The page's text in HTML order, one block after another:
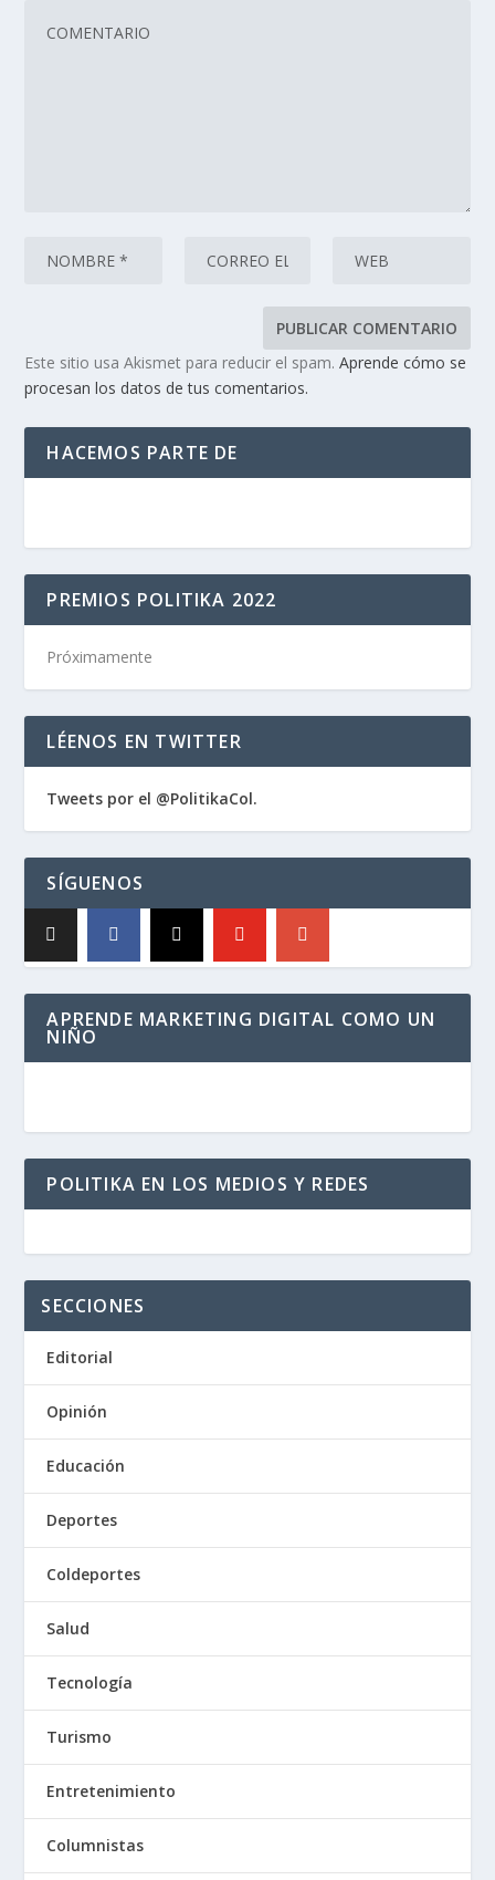
Este sitio usa Akismet para reducir el spam.Aprende cómo se
procesan los datos de tus comentarios.
HACEMOS PARTE DE
PREMIOS POLITIKA 2022
Próximamente
LÉENOS EN TWITTER
Tweets por el @PolitikaCol.
SÍGUENOS
APRENDE MARKETING DIGITAL COMO UN
NIÑO
POLITIKA EN LOS MEDIOS Y REDES
SECCIONES
Editorial
Opinión
Educación
Deportes
Coldeportes
Salud
Tecnología
Turismo
Entretenimiento
Columnistas